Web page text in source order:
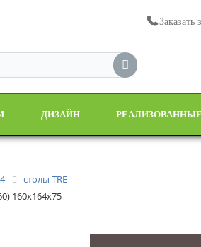
Заказать
ДИЗАЙН
столы TRE
160x164x75